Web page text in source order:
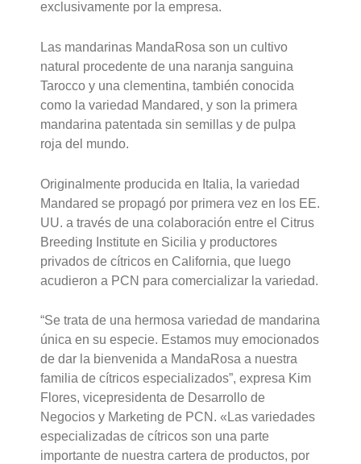
exclusivamente por la empresa.
Las mandarinas MandaRosa son un cultivo
natural procedente de una naranja sanguina
Tarocco y una clementina, también conocida
como la variedad Mandared, y son la primera
mandarina patentada sin semillas y de pulpa
roja del mundo.
Originalmente producida en Italia, la variedad
Mandared se propagó por primera vez en los EE.
UU. a través de una colaboración entre el Citrus
Breeding Institute en Sicilia y productores
privados de cítricos en California, que luego
acudieron a PCN para comercializar la variedad.
“Se trata de una hermosa variedad de mandarina
única en su especie. Estamos muy emocionados
de dar la bienvenida a MandaRosa a nuestra
familia de cítricos especializados”, expresa Kim
Flores, vicepresidenta de Desarrollo de
Negocios y Marketing de PCN. «Las variedades
especializadas de cítricos son una parte
importante de nuestra cartera de productos, por